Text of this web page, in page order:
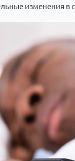
изменения в